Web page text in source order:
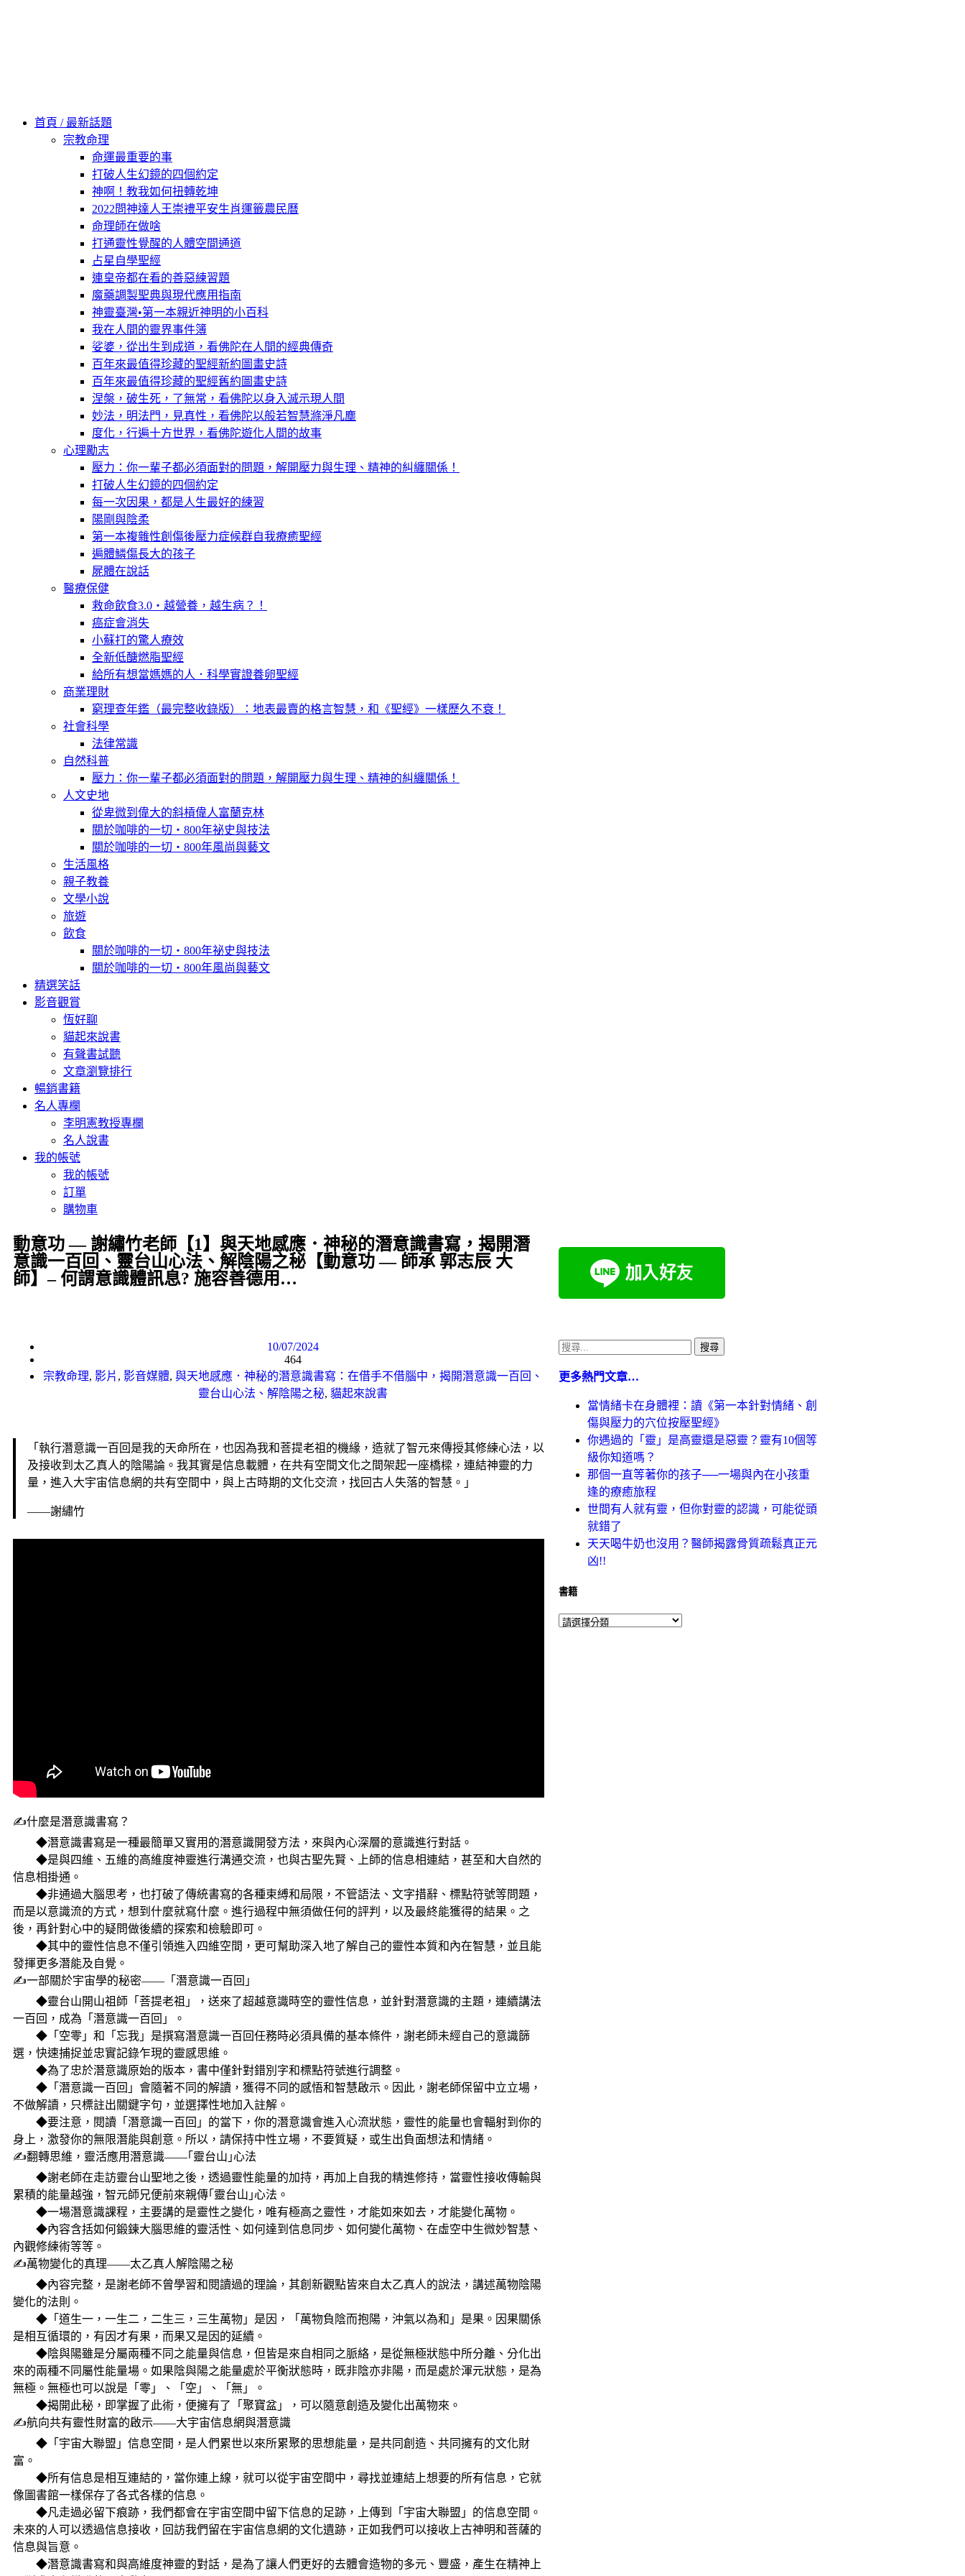
首頁 / 最新話題
宗教命理
命運最重要的事
打破人生幻鏡的四個約定
神啊！教我如何扭轉乾坤
2022問神達人王崇禮平安生肖運籤農民曆
命理師在做啥
打通靈性覺醒的人體空間通道
占星自學聖經
連皇帝都在看的善惡練習題
魔藥調製聖典與現代應用指南
神靈臺灣•第一本親近神明的小百科
我在人間的靈界事件簿
娑婆，從出生到成道，看佛陀在人間的經典傳奇
百年來最值得珍藏的聖經新約圖畫史詩
百年來最值得珍藏的聖經舊約圖畫史詩
涅槃，破生死，了無常，看佛陀以身入滅示現人間
妙法，明法門，見真性，看佛陀以般若智慧滌淨凡塵
度化，行遍十方世界，看佛陀遊化人間的故事
心理勵志
壓力：你一輩子都必須面對的問題，解開壓力與生理、精神的糾纏關係！
打破人生幻鏡的四個約定
每一次因果，都是人生最好的練習
陽剛與陰柔
第一本複雜性創傷後壓力症候群自我療癒聖經
遍體鱗傷長大的孩子
屍體在說話
醫療保健
救命飲食3.0‧越營養，越生病？！
癌症會消失
小蘇打的驚人療效
全新低醣燃脂聖經
給所有想當媽媽的人．科學實證養卵聖經
商業理財
窮理查年鑑（最完整收錄版）：地表最賣的格言智慧，和《聖經》一樣歷久不衰！
社會科學
法律常識
自然科普
壓力：你一輩子都必須面對的問題，解開壓力與生理、精神的糾纏關係！
人文史地
從卑微到偉大的斜槓偉人富蘭克林
關於咖啡的一切‧800年祕史與技法
關於咖啡的一切‧800年風尚與藝文
生活風格
親子教養
文學小說
旅遊
飲食
關於咖啡的一切‧800年祕史與技法
關於咖啡的一切‧800年風尚與藝文
精選笑話
影音觀賞
恆好聊
貓起來說書
有聲書試聽
文章瀏覽排行
暢銷書籍
名人專欄
李明憲教授專欄
名人說書
我的帳號
我的帳號
訂單
購物車
動意功 — 謝繡竹老師【1】與天地感應．神秘的潛意識書寫，揭開潛
意識一百回、靈台山心法、解陰陽之秘【動意功 — 師承 郭志辰 大
師】– 何謂意識體訊息? 施容善德用…
10/07/2024
464
宗教命理, 影片 , 影音媒體, 與天地感應．神秘的潛意識書寫：在借手不借腦中，揭開潛意識一百回、
靈台山心法、解陰陽之秘, 貓起來說書
「執行潛意識一百回是我的天命所在，也因為我和菩提老祖的機緣，造就了智元來傳授其修練心法，以
及接收到太乙真人的陰陽論。我其實是信息載體，在共有空間文化之間架起一座橋樑，連結神靈的力
量，進入大宇宙信息網的共有空間中，與上古時期的文化交流，找回古人失落的智慧。」
——謝繡竹
✍什麼是潛意識書寫？
◆潛意識書寫是一種最簡單又實用的潛意識開發方法，來與內心深層的意識進行對話。
◆是與四維、五維的高維度神靈進行溝通交流，也與古聖先賢、上師的信息相連結，甚至和大自然的
信息相掛通。
◆非通過大腦思考，也打破了傳統書寫的各種束縛和局限，不管語法、文字措辭、標點符號等問題，
而是以意識流的方式，想到什麼就寫什麼。進行過程中無須做任何的評判，以及最終能獲得的結果。之
後，再針對心中的疑問做後續的探索和檢驗即可。
◆其中的靈性信息不僅引領進入四維空間，更可幫助深入地了解自己的靈性本質和內在智慧，並且能
發揮更多潛能及自覺。
✍一部關於宇宙學的秘密——「潛意識一百回」
◆靈台山開山祖師「菩提老祖」，送來了超越意識時空的靈性信息，並針對潛意識的主題，連續講法
一百回，成為「潛意識一百回」。
◆「空零」和「忘我」是撰寫潛意識一百回任務時必須具備的基本條件，謝老師未經自己的意識篩
選，快速捕捉並忠實記錄乍現的靈感思維。
◆為了忠於潛意識原始的版本，書中僅針對錯別字和標點符號進行調整。
◆「潛意識一百回」會隨著不同的解讀，獲得不同的感悟和智慧啟示。因此，謝老師保留中立立場，
不做解讀，只標註出關鍵字句，並選擇性地加入註解。
◆要注意，閱讀「潛意識一百回」的當下，你的潛意識會進入心流狀態，靈性的能量也會輻射到你的
身上，激發你的無限潛能與創意。所以，請保持中性立場，不要質疑，或生出負面想法和情緒。
✍翻轉思維，靈活應用潛意識——｢靈台山｣心法
◆謝老師在走訪靈台山聖地之後，透過靈性能量的加持，再加上自我的精進修持，當靈性接收傳輸與
累積的能量越強，智元師兄便前來親傳｢靈台山｣心法。
◆一場潛意識課程，主要講的是靈性之變化，唯有極高之靈性，才能如來如去，才能變化萬物。
◆內容含括如何鍛鍊大腦思維的靈活性、如何達到信息同步、如何變化萬物、在虛空中生微妙智慧、
內觀修練術等等。
✍萬物變化的真理——太乙真人解陰陽之秘
◆內容完整，是謝老師不曾學習和閱讀過的理論，其創新觀點皆來自太乙真人的說法，講述萬物陰陽
變化的法則。
◆「道生一，一生二，二生三，三生萬物」是因，「萬物負陰而抱陽，沖氣以為和」是果。因果關係
是相互循環的，有因才有果，而果又是因的延續。
◆陰與陽雖是分屬兩種不同之能量與信息，但皆是來自相同之脈絡，是從無極狀態中所分離、分化出
來的兩種不同屬性能量場。如果陰與陽之能量處於平衡狀態時，既非陰亦非陽，而是處於渾元狀態，是為
無極。無極也可以說是「零」、「空」、「無」。
◆揭開此秘，即掌握了此術，便擁有了「聚寶盆」，可以隨意創造及變化出萬物來。
✍航向共有靈性財富的啟示——大宇宙信息網與潛意識
◆「宇宙大聯盟」信息空間，是人們累世以來所累聚的思想能量，是共同創造、共同擁有的文化財
富。
◆所有信息是相互連結的，當你連上線，就可以從宇宙空間中，尋找並連結上想要的所有信息，它就
像圖書館一樣保存了各式各樣的信息。
◆凡走過必留下痕跡，我們都會在宇宙空間中留下信息的足跡，上傳到「宇宙大聯盟」的信息空間。
未來的人可以透過信息接收，回訪我們留在宇宙信息網的文化遺跡，正如我們可以接收上古神明和菩薩的
信息與旨意。
◆潛意識書寫和與高維度神靈的對話，是為了讓人們更好的去體會造物的多元、豐盛，產生在精神上
更多熱門文章…
當情緒卡在身體裡：讀《第一本針對情緒、創
傷與壓力的穴位按壓聖經》
你遇過的「靈」是高靈還是惡靈？靈有10個等
級你知道嗎？
那個一直等著你的孩子──一場與內在小孩重
逢的療癒旅程
世間有人就有靈，但你對靈的認識，可能從頭
就錯了
天天喝牛奶也沒用？醫師揭露骨質疏鬆真正元
凶!!
書籍